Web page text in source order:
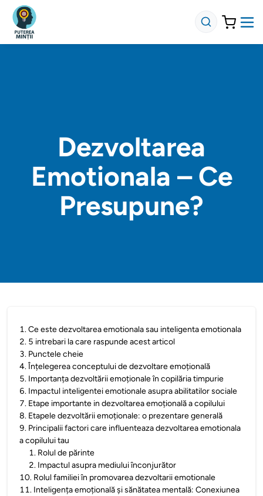
Dezvoltarea
Emotionala – Ce
Presupune?
1.Ce este dezvoltarea emotionala sau inteligenta emotionala
2. 5 intrebari la care raspunde acest articol
3. Punctele cheie
4.Înțelegerea conceptului de dezvoltare emoțională
5. Importanța dezvoltării emoționale în copilăria timpurie
6. Impactul inteligentei emotionale asupra abilitatilor sociale
7. Etape importante in dezvoltarea emoțională a copilului
8. Etapele dezvoltării emoționale: o prezentare generală
9. Principalii factori care influenteaza dezvoltarea emotionala
a copilului tau
1. Rolul de părinte
2. Impactul asupra mediului înconjurător
10. Rolul familiei în promovarea dezvoltarii emotionale
11. Inteligența emoțională și sănătatea mentală: Conexiunea